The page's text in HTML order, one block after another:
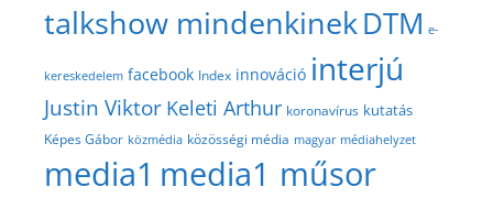
talkshow mindenkinekDTM e-
kereskedelem facebook Index innováció interjú
Justin Viktor Keleti Arthur koronavírus kutatás
Képes Gábor közmédia közösségi média magyar médiahelyzet
media1 media1 műsor